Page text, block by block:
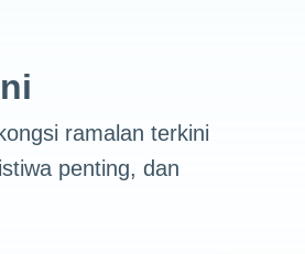
ramalan terkini
penting, dan